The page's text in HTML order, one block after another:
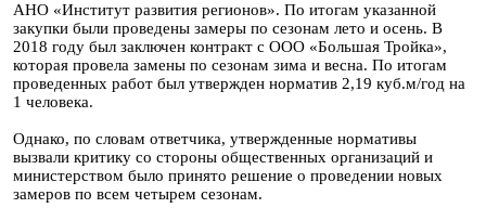
АНО «Институт развития регионов». По итогам указанной
закупки были проведены замеры по сезонам лето и осень. В
2018 году был заключен контракт с ООО «Большая Тройка»,
которая провела замены по сезонам зима и весна. По итогам
проведенных работ был утвержден норматив 2,19 куб.м/год на
1 человека.
Однако, по словам ответчика, утвержденные нормативы
вызвали критику со стороны общественных организаций и
министерством было принято решение о проведении новых
замеров по всем четырем сезонам.